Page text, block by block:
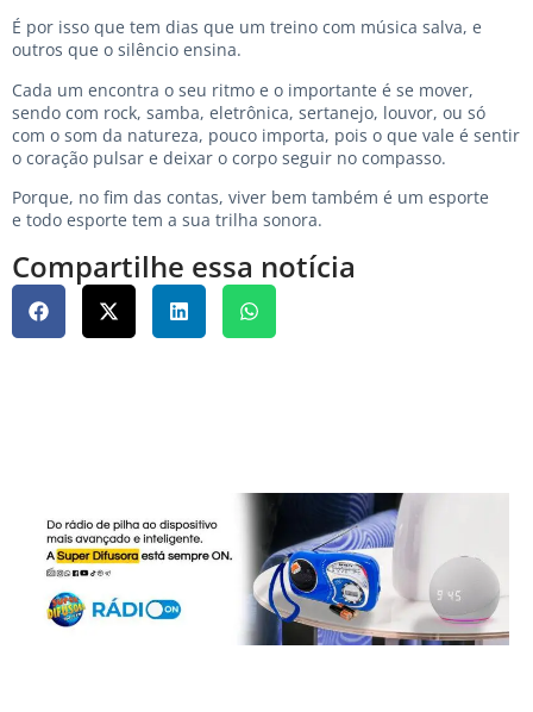
É por isso que tem dias que um treino com música salva, e
outros que o silêncio ensina.
Cada um encontra o seu ritmo e o importante é se mover,
sendo com rock, samba, eletrônica, sertanejo, louvor, ou só
com o som da natureza, pouco importa, pois o que vale é sentir
o coração pulsar e deixar o corpo seguir no compasso.
Porque, no fim das contas, viver bem também é um esporte
e todo esporte tem a sua trilha sonora.
Compartilhe essa notícia